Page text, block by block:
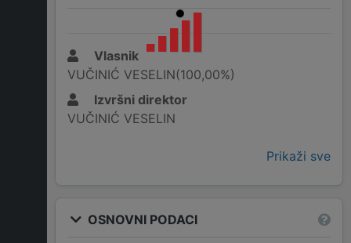
Vlasnik
VUČINIĆ VESELIN(100,00%)
Izvršni direktor
VUČINIĆ VESELIN
Prikaži sve
OSNOVNI PODACI